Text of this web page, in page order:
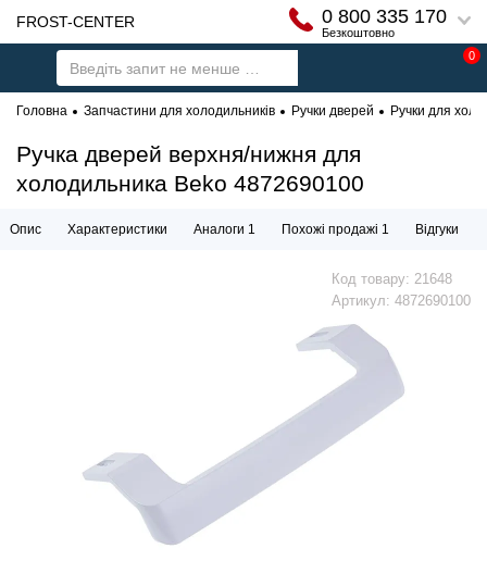
FROST-CENTER 0 800 335 170
Безкоштовно
0
Головна Запчастини для холодильників Ручки дверей Ручки для
Ручка дверей верхня/нижня для
холодильника Beko 4872690100
Опис Характеристики Аналоги 1 Похожі продажі 1 Відгуки
Код товару: 21648
Артикул: 4872690100